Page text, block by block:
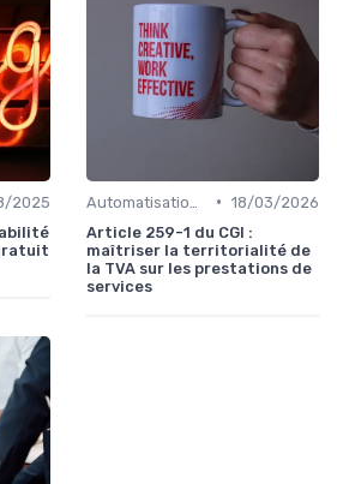
2025
• 18/03/2026
Article 259-1 du CGI :
maîtriser la territorialité de
la TVA sur les prestations de
services